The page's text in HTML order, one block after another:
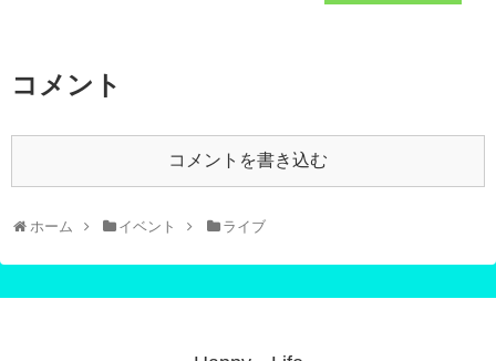
コメント
コメントを書き込む
ホーム イベント ライブ